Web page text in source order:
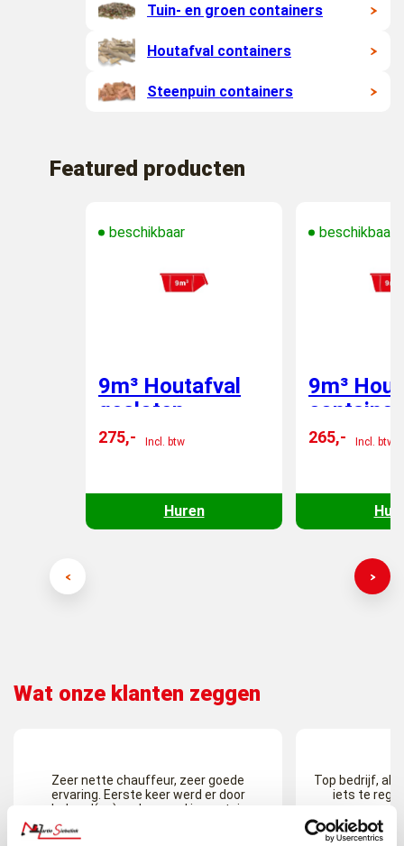
Tuin- en groen containers
Houtafval containers
Steenpuin containers
Featured producten
beschikbaar
9m³ Houtafval
gesloten
container
275,- Incl. btw
Huren
beschikbaar
9m³ Houtafval
container
265,- Incl. btw
Wat onze klanten zeggen
Zeer nette chauffeur, zeer goede
ervaring. Eerste keer werd er door
onbekend(en) andere spul in container
bak gegooid, zijn er netjes uitgekomen
(extra betalen) en daarna zelf opgelet dat
Top bedrijf, als
iets te